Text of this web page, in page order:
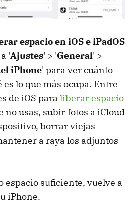
espacio en iOS e iPadOS
'Ajustes' > 'General' >
iPhone' para ver cuánto
lo que más ocupa. Entre
de iOS para liberar espacio
no usas, subir fotos a iCloud
borrar viejas
a raya los adjuntos
espacio suficiente, vuelve a
iPhone.